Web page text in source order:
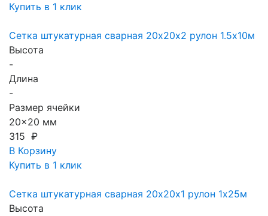
Купить в 1 клик
Сетка штукатурная сварная 20х20х2 рулон 1.5х10м
Высота
-
Длина
-
Размер ячейки
20x20 мм
315 ₽
В Корзину
Купить в 1 клик
Сетка штукатурная сварная 20х20х1 рулон 1х25м
Высота